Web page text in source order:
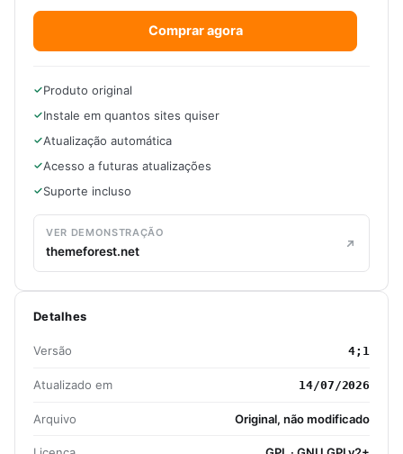
Comprar agora
Produto original
Instale em quantos sites quiser
Atualização automática
Acesso a futuras atualizações
Suporte incluso
VER DEMONSTRAÇÃO
themeforest.net
Detalhes
Versão 4;1
Atualizado em 14/07/2026
Arquivo Original, não modificado